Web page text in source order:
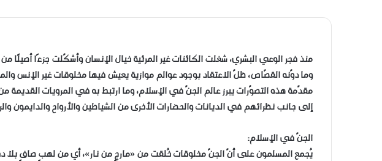
منذ فجر الوعي البشري، شغلت الكائنات غير المرئية خيال الإنسان وأشكّلت جزءًا
وما دوّنه القصّاص، ظلّ الاعتقاد بوجود عوالم موازية يعيش فيها مخلوقات غير الإنس
مقدّمة هذه التصوّرات يبرز عالم الجنّ في الإسلام، وما ارتبط به في المرويات القديمة
إلى جانب نظرائهم في الديانات والحضارات الأخرى من الشياطين والأرواح والدايمون
الجنّ في الإسلام:
يُجمع المسلمون على أنّ الجنّ مخلوقات خُلقت من «مارجٍ من نار»، أي من لهبٍ صافٍ بلا